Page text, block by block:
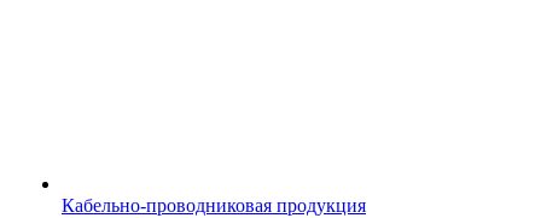
Кабельно-проводниковая продукция